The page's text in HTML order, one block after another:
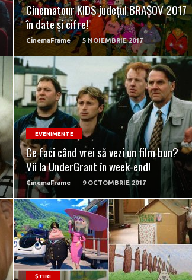
Cinematour KIDS județul BRAȘOV 2017
în date și cifre!
CinemaFrame 5 NOIEMBRIE 2017
EVENIMENTE
Ce faci când vrei să vezi un film bun?
Vii la UnderGrant în week-end!
CinemaFrame 9 OCTOMBRIE 2017
READ MORE
ȘTIRI
READ MORE